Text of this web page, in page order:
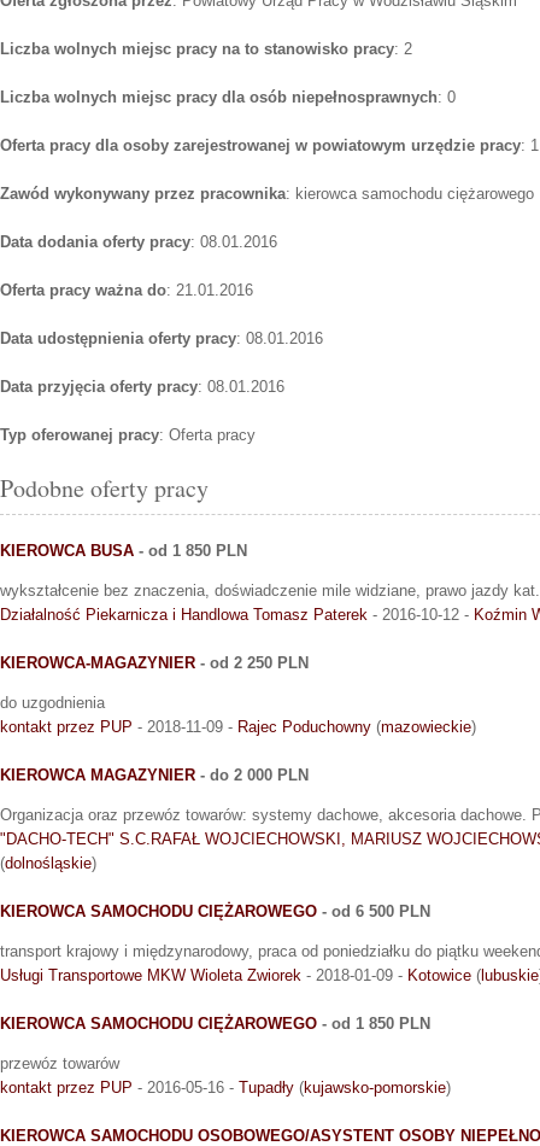
Liczba wolnych miejsc pracy na to stanowisko pracy: 2
Liczba wolnych miejsc pracy dla osób niepełnosprawnych: 0
Oferta pracy dla osoby zarejestrowanej w powiatowym urzędzie pracy: 1
Zawód wykonywany przez pracownika: kierowca samochodu ciężarowego
Data dodania oferty pracy: 08.01.2016
Oferta pracy ważna do: 21.01.2016
Data udostępnienia oferty pracy: 08.01.2016
Data przyjęcia oferty pracy: 08.01.2016
Typ oferowanej pracy: Oferta pracy
Podobne oferty pracy
KIEROWCA BUSA - od 1 850 PLN
wykształcenie bez znaczenia, doświadczenie mile widziane, prawo jazdy
Działalność Piekarnicza i Handlowa Tomasz Paterek - 2016-10-12 - Koźmin
KIEROWCA-MAGAZYNIER - od 2 250 PLN
do uzgodnienia
kontakt przez PUP - 2018-11-09 - Rajec Poduchowny (mazowieckie)
KIEROWCA MAGAZYNIER - do 2 000 PLN
Organizacja oraz przewóz towarów: systemy dachowe, akcesoria dachowe.
"DACHO-TECH" S.C.RAFAŁ WOJCIECHOWSKI, MARIUSZ
(dolnośląskie)
KIEROWCA SAMOCHODU CIĘŻAROWEGO - od 6 500 PLN
transport krajowy i międzynarodowy, praca od poniedziałku do piątku
Usługi Transportowe MKW Wioleta Zwiorek - 2018-01-09 - Kotowice ( lubuskie
KIEROWCA SAMOCHODU CIĘŻAROWEGO - od 1 850 PLN
przewóz towarów
kontakt przez PUP - 2016-05-16 - Tupadły (kujawsko-pomorskie)
KIEROWCA SAMOCHODU OSOBOWEGO/ASYSTENT OSOBY